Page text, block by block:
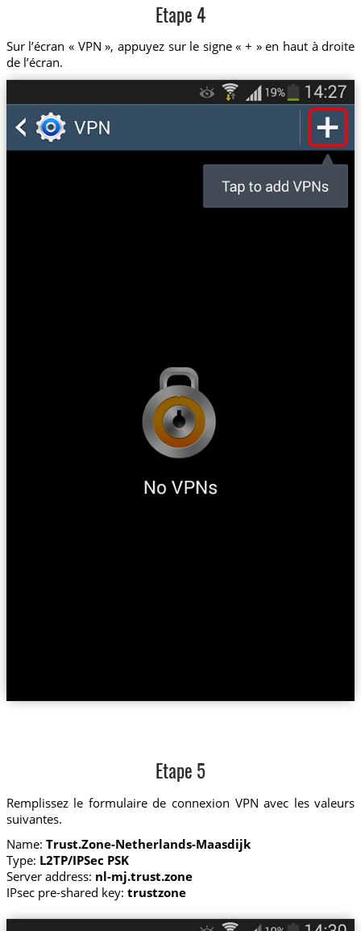
Etape 4
Sur l’écran « VPN », appuyez sur le signe « + » en haut à droite
de l’écran.
Etape 5
Remplissez le formulaire de connexion VPN avec les valeurs
suivantes.
Name: Trust.Zone-Netherlands-Maasdijk
Type: L2TP/IPSec PSK
Server address: nl-mj.trust.zone
IPsec pre-shared key: trustzone